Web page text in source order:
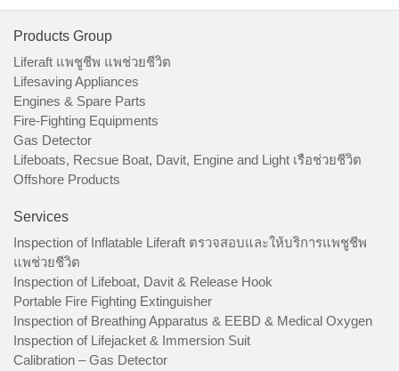
Products Group
Liferaft แพชูชีพ แพช่วยชีวิต
Lifesaving Appliances
Engines & Spare Parts
Fire-Fighting Equipments
Gas Detector
Lifeboats, Recsue Boat, Davit, Engine and Light เรือช่วยชีวิต
Offshore Products
Services
Inspection of Inflatable Liferaft ตรวจสอบและให้บริการแพชูชีพ
แพช่วยชีวิต
Inspection of Lifeboat, Davit & Release Hook
Portable Fire Fighting Extinguisher
Inspection of Breathing Apparatus & EEBD & Medical Oxygen
Inspection of Lifejacket & Immersion Suit
Calibration – Gas Detector